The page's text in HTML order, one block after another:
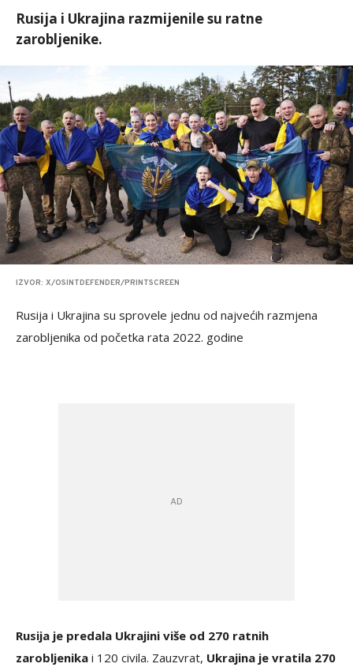
Rusija i Ukrajina razmijenile su ratne
zarobljenike.
IZVOR: X/OSINTDEFENDER/PRINTSCREEN
Rusija i Ukrajina su sprovele jednu od najvećih razmjena
zarobljenika od početka rata 2022. godine
Rusija je predala Ukrajini više od 270 ratnih
zarobljenika i 120 civila. Zauzvrat, Ukrajina je vratila 270